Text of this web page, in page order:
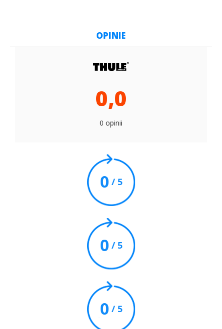
OPINIE
0,0
0 opinii
0 / 5
0 / 5
0 / 5